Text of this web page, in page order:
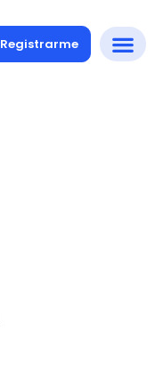
Registrarme